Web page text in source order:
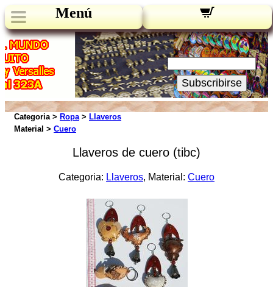
Menú
Novedades:
Su Email:
Subscribirse
Categoria > Ropa> Llaveros
Material > Cuero
Llaveros de cuero (tibc)
Categoria: Llaveros, Material: Cuero